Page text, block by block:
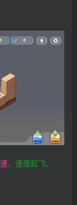
，速度起飞。